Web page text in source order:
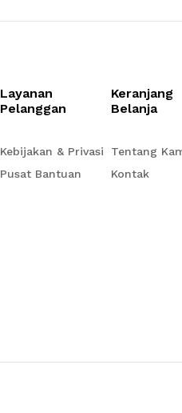
Layanan
Pelanggan
Kebijakan & Privasi
Pusat Bantuan
Keranjang
Belanja
Tentang
Kontak